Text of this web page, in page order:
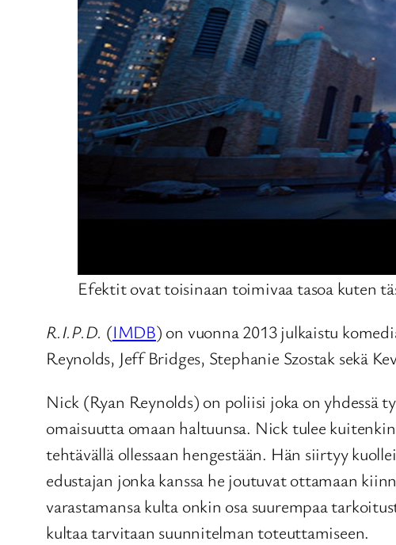
Efektit ovat toisinaan toimivaa tasoa kuten
R.I.P.D. (IMDB) on vuonna 2013 julkaistu
Reynolds, Jeff Bridges, Stephanie Szostak sekä
Nick (Ryan Reynolds) on poliisi joka on yhdessä
omaisuutta omaan haltuunsa. Nick tulee
tehtävällä ollessaan hengestään. Hän siirtyy
edustajan jonka kanssa he joutuvat ottamaan
varastamansa kulta onkin osa suurempaa
kultaa tarvitaan suunnitelman toteuttamiseen.